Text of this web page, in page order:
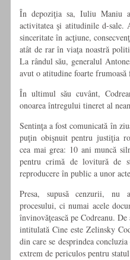
În depoziţia sa, Iuliu Maniu
activitatea şi atitudinile d-sale.
sinceritate în acţiune,
atât de rar în viaţa noastră
La rândul său, generalul
avut o atitudine foarte frumoasă
În ultimul său cuvânt,
onoarea întregului tineret al
Sentinţa a fost comunicată în
puţin obişnuit pentru justiţia
cea mai grea: 10 ani muncă
pentru crimă de lovitură de
reproducere în public a unor
Presa, supusă cenzurii, nu
procesului, ci numai acele
învinovăţească pe Codreanu.
intitulată Cine este Zelinsky
din care se desprindea
extrem de periculos pentru